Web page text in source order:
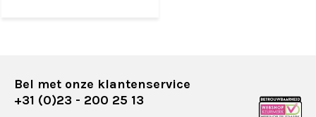
Bel met onze klantenservice
+31 (0)23 - 200 25 13